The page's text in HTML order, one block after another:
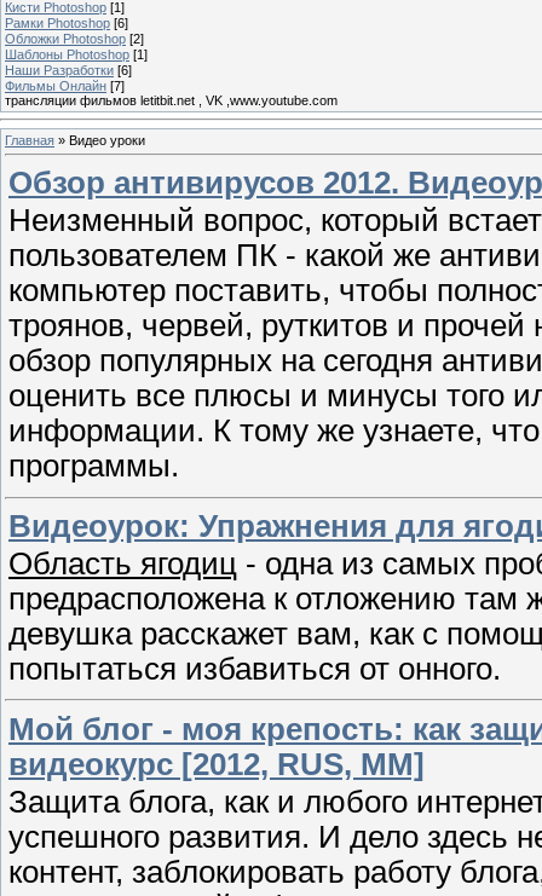
Кисти Photoshop [1]
Рамки Photoshop [6]
Обложки Photoshop [2]
Шаблоны Photoshop [1]
Наши Разработки [6]
Фильмы Онлайн [7]
трансляции фильмов letitbit.net , VK ,www.youtube.com
Главная » Видео уроки
Обзор антивирусов 2012.
Неизменный вопрос, который
пользователем ПК - какой же
компьютер поставить, чтобы
троянов, червей, руткитов и
обзор популярных на сегодня
оценить все плюсы и минусы того
информации. К тому же узнаете,
программы.
Видеоурок: Упражнения для
Область ягодиц - одна из самых
предрасположена к отложению там
девушка расскажет вам, как с
попытаться избавиться от онного.
Мой блог - моя крепость: как
видеокурс [2012, RUS, ММ]
Защита блога, как и любого
успешного развития. И дело здесь
контент, заблокировать работу